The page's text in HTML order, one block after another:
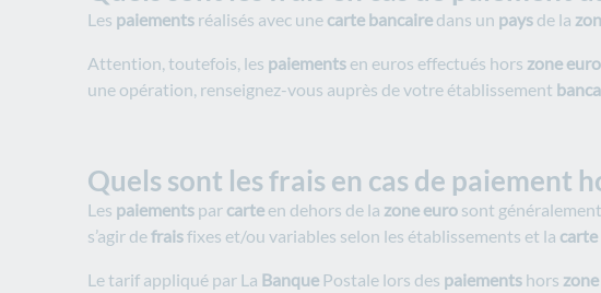
Les paiements réalisés avec une carte bancaire dans un pays de la
Attention, toutefois, les paiements en euros effectués hors zone euro
une opération, renseignez-vous auprès de votre établissement
Quels sont les frais en cas de paiement
Les paiements par carte en dehors de la zone euro sont
s’agir defraisfixes et/ou variables selon les établissements et la carte
Le tarif appliqué par La Banque Postale lors des paiements hors